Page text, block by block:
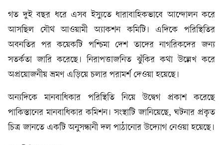
গত দুই বছর ধরে এসব ইস্যুতে ধারাবাহিকভাবে আন্দোলন করে
আসছিল যৌথ আওয়ামী অ্যাকশন কমিটি। এদিকে পরিস্থিতির
অবনতির পর কয়েকটি পশ্চিমা দেশ তাদের নাগরিকদের জন্য
সতর্কতা জারি করেছে। নিরাপত্তাজনিত ঝুঁকির কথা উল্লেখ করে
অপ্রয়োজনীয় ভ্রমণ এড়িয়ে চলার পরামর্শ দেওয়া হয়েছে।
অন্যদিকে মানবাধিকার পরিস্থিতি নিয়ে উদ্বেগ প্রকাশ করেছে
পাকিস্তানের মানবাধিকার কমিশন। সংস্থাটি জানিয়েছে, ঘটনার প্রকৃত
চিত্র জানতে একটি অনুসন্ধানী দল পাঠানোর উদ্যোগ নেওয়া হয়েছে।